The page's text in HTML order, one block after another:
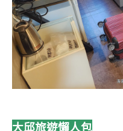
大邱旅遊懶人包